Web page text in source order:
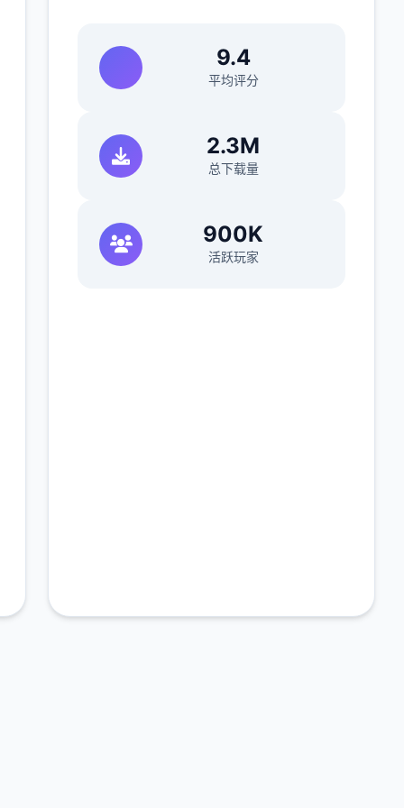
9.4
平均评分
2.3M
总下载量
900K
活跃玩家